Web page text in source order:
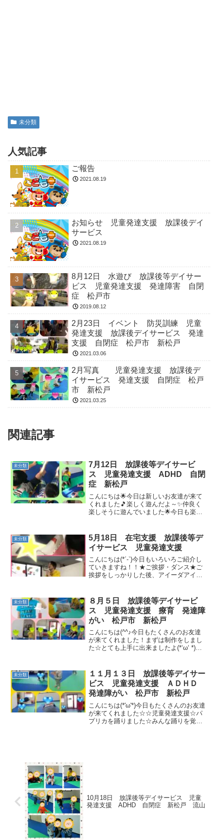
未分類
人気記事
ご報告
2021.08.19
お知らせ 児童発達支援 放課後デイ
サービス
2021.08.19
8月12日 水遊び 放課後等デイサー
ビス 児童発達支援 発達障害 自閉
症 松戸市
2019.08.12
2月23日 イベント 防災訓練 児童
発達支援 放課後デイサービス 発達
支援 自閉症 松戸市 新松戸
2021.03.06
2月写真 児童発達支援 放課後デ
イサービス 発達支援 自閉症 松戸
市 新松戸
2021.03.25
関連記事
未分類
7月12日 放課後等デイサービ
ス 児童発達支援 ADHD 自閉
症 新松戸
こんにちは🌟今日は新しいお友達が来て
くれました🎵楽しく遊んだよ～✨仲良く
楽しそうに遊んでいました🌟今日も楽し
未分類
5月18日 在宅支援 放課後等デ
イサービス 児童発達支援
こんにちは(*´-`)今日もいろいろご紹介し
ていきますね！！★ご挨拶・ダンス★ご
挨拶をしっかりした後、アイーダアイダ
りました！！一生懸命覚えようと努力し
ていまし...
未分類
８月５日 放課後等デイサービ
ス 児童発達支援 療育 発達障
がい 松戸市 新松戸
こんにちは(^^♪今日もたくさんのお友達
が来てくれました！まずは制作をしまし
た☆とても上手に出来ましたよ(*‘ω‘ *)絵
を伸ばしたりしました。次は、倒立をし
ました(^...
未分類
１１月１３日 放課後等デイサー
ビス 児童発達支援 ＡＤＨＤ
発達障がい 松戸市 新松戸
こんにちは(*'ω'*)今日もたくさんのお友達
が来てくれました☆☆児童発達支援☆パ
プリカを踊りました☆みんな踊りを覚え
10月18日 放課後等デイサービス 児童
発達支援 ADHD 自閉症 新松戸 流山